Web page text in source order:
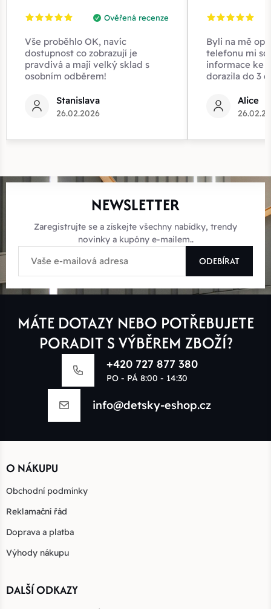
Ověřená recenze
Vše proběhlo OK, navíc
dostupnost co zobrazují je
pravdivá a mají velký sklad s
osobním odběrem!
Stanislava
26.02.2026
Byli na mě
telefonu mi
informace ke
dorazila do 3
Alice
NEWSLETTER
Zaregistrujte se a získejte všechny nabídky, trendy
novinky a kupóny e-mailem..
ODEBÍRAT
MÁTE DOTAZY NEBO POTŘEBUJETE
PORADIT S VÝBĚREM ZBOŽÍ?
+420 727 877 380
PO - PÁ 8:00 - 14:30
info@detsky-eshop.cz
O NÁKUPU
Obchodní podmínky
Reklamační řád
Doprava a platba
Výhody nákupu
DALŠÍ ODKAZY